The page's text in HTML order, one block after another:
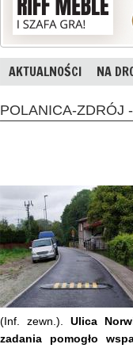
AKTUALNOŚCI NA
POLANICA-ZDRÓJ
(Inf. zewn.). Ulica
zadania pomogło